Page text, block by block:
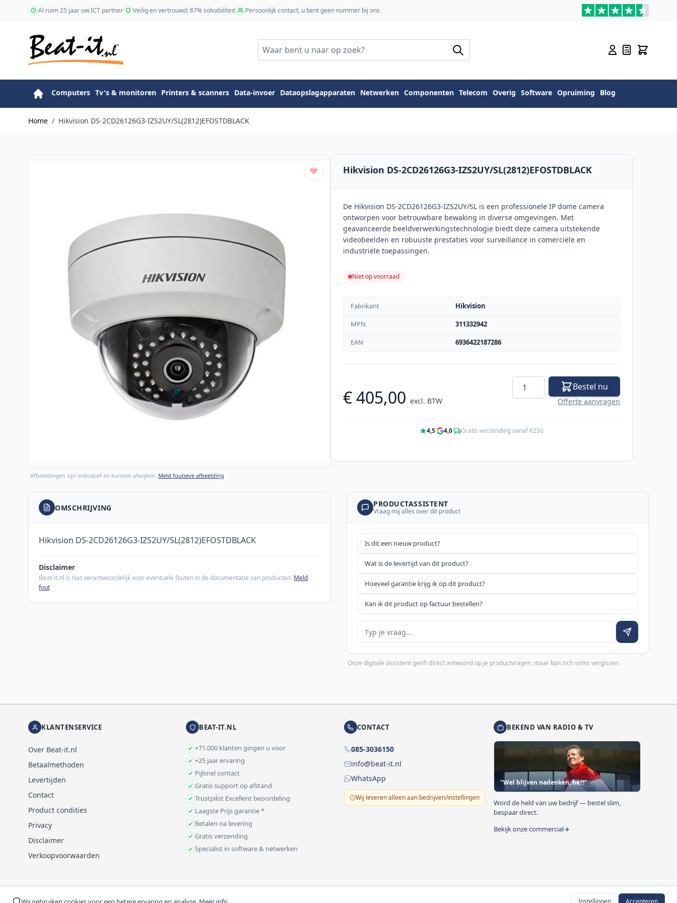
Instellingen Accepteren
Ga naar de inhoudAl ruim 25 jaar uw ICT partner Veilig en vertrouwd: 87% solvabiliteit Persoonlijk contact, u bent geen nummer bij ons
Computers Tv's & monitoren Printers & scanners Data-invoer Dataopslagapparaten Netwerken Componenten Telecom Overig Software Opruiming Blog
Home / Hikvision DS-2CD26126G3-IZS2UY/SL(2812)EFOSTDBLACK
Afbeeldingen zijn indicatief en kunnen afwijken. Meld foutieve afbeelding
Hikvision DS-2CD26126G3-IZS2UY/SL(2812)EFOSTDBLACK
De Hikvision DS-2CD26126G3-IZS2UY/SL is een professionele IP dome camera
ontworpen voor betrouwbare bewaking in diverse omgevingen. Met
geavanceerde beeldverwerkingstechnologie biedt deze camera uitstekende
videobeelden en robuuste prestaties voor surveillance in comerciële en
industriële toepassingen.
Niet op voorraad
Fabrikant
Hikvision
MPN
311332942
EAN
6936422187286
€ 405,00 excl. BTW
Aantal Bestel nu
Offerte aanvragen
4,5· 4,0· Gratis verzending vanaf €250
OMSCHRIJVING
Hikvision DS-2CD26126G3-IZS2UY/SL(2812)EFOSTDBLACK
Disclaimer
Beat-it.nl is niet verantwoordelijk voor eventuele fouten in de documentatie van producten. Meld
fout
PRODUCTASSISTENT
Vraag mij alles over dit product
Is dit een nieuw product?
Wat is de levertijd van dit product?
Hoeveel garantie krijg ik op dit product?
Kan ik dit product op factuur bestellen?
Je vraag
Onze digitale assistent geeft direct antwoord op je productvragen, maar kan zich soms vergissen.
KLANTENSERVICE
Over Beat-it.nl
Betaalmethoden
Levertijden
Contact
Product condities
Privacy
Disclaimer
Verkoopvoorwaarden
BEAT-IT.NL
+71.000 klanten gingen u voor
+25 jaar ervaring
Pijlsnel contact
Gratis support op afstand
Trustpilot Excellent beoordeling
Laagste Prijs garantie *
Betalen na levering
Gratis verzending
Specialist in software & netwerken
CONTACT
085-3036150
info@beat-it.nl
WhatsApp
Wij leveren alleen aan bedrijven/instellingen
BEKEND VAN RADIO & TV
"Wel blijven nadenken, hè?!"
Word de held van uw bedrijf — bestel slim,
bespaar direct.
Bekijk onze commercial
© 1999-2026 Beat-it.nl. Vermelde prijzen zijn excl. BTW tenzij anders vermeld.